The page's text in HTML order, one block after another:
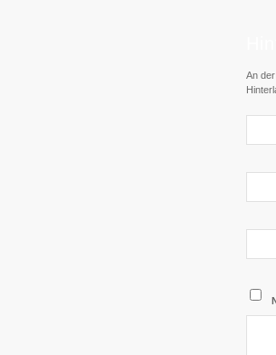
An